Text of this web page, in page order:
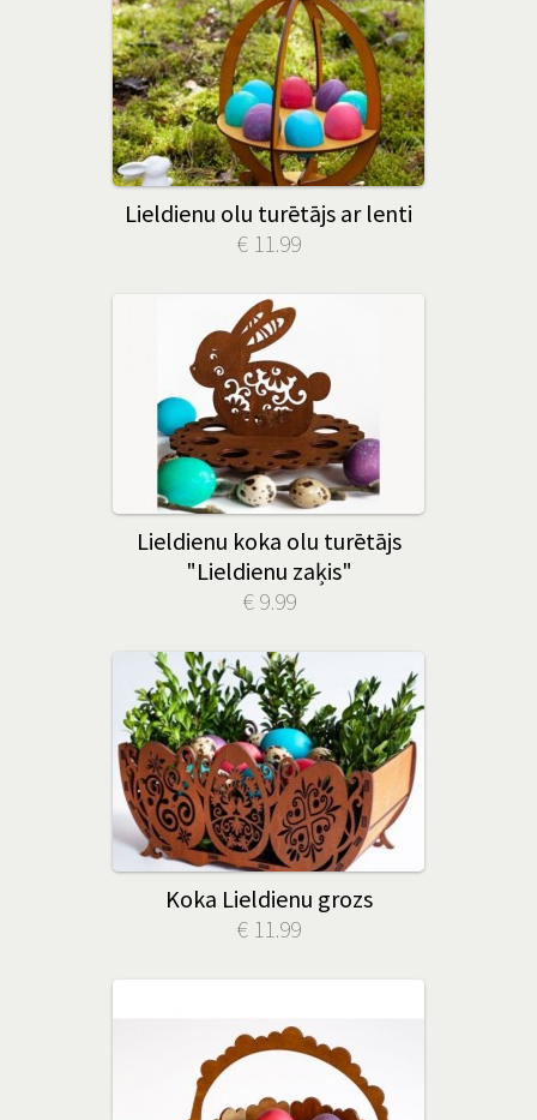
Lieldienu olu turētājs ar lenti
€ 11.99
Lieldienu koka olu turētājs
"Lieldienu zaķis"
€ 9.99
Koka Lieldienu grozs
€ 11.99